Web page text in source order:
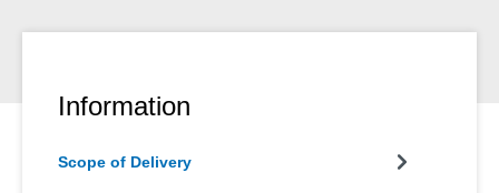
Information
Scope of Delivery